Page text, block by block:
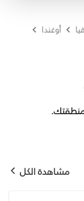
أوغندا
مشاهدة الكل